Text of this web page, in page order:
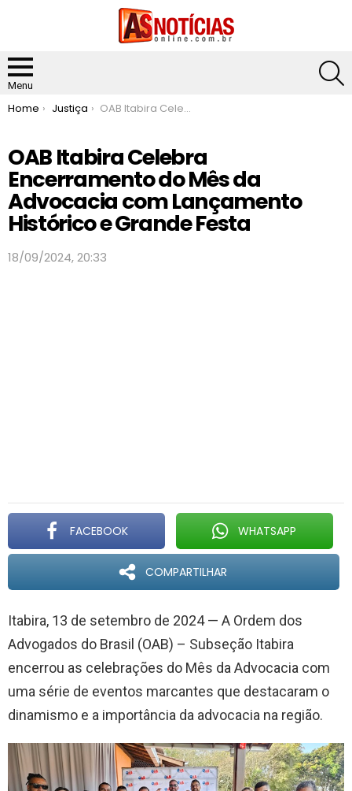
Menu
You are here:
Home Justiça OAB Itabira Celebra Encerramento do Mês da Advocacia com Lançamento Histórico e Grande Festa
OAB Itabira Celebra
Encerramento do Mês da
Advocacia com Lançamento
Histórico e Grande Festa
18/09/2024, 20:33
FACEBOOK WHATSAPP
COMPARTILHAR
Itabira, 13 de setembro de 2024 — A Ordem dos
Advogados do Brasil (OAB) – Subseção Itabira
encerrou as celebrações do Mês da Advocacia com
uma série de eventos marcantes que destacaram o
dinamismo e a importância da advocacia na região.